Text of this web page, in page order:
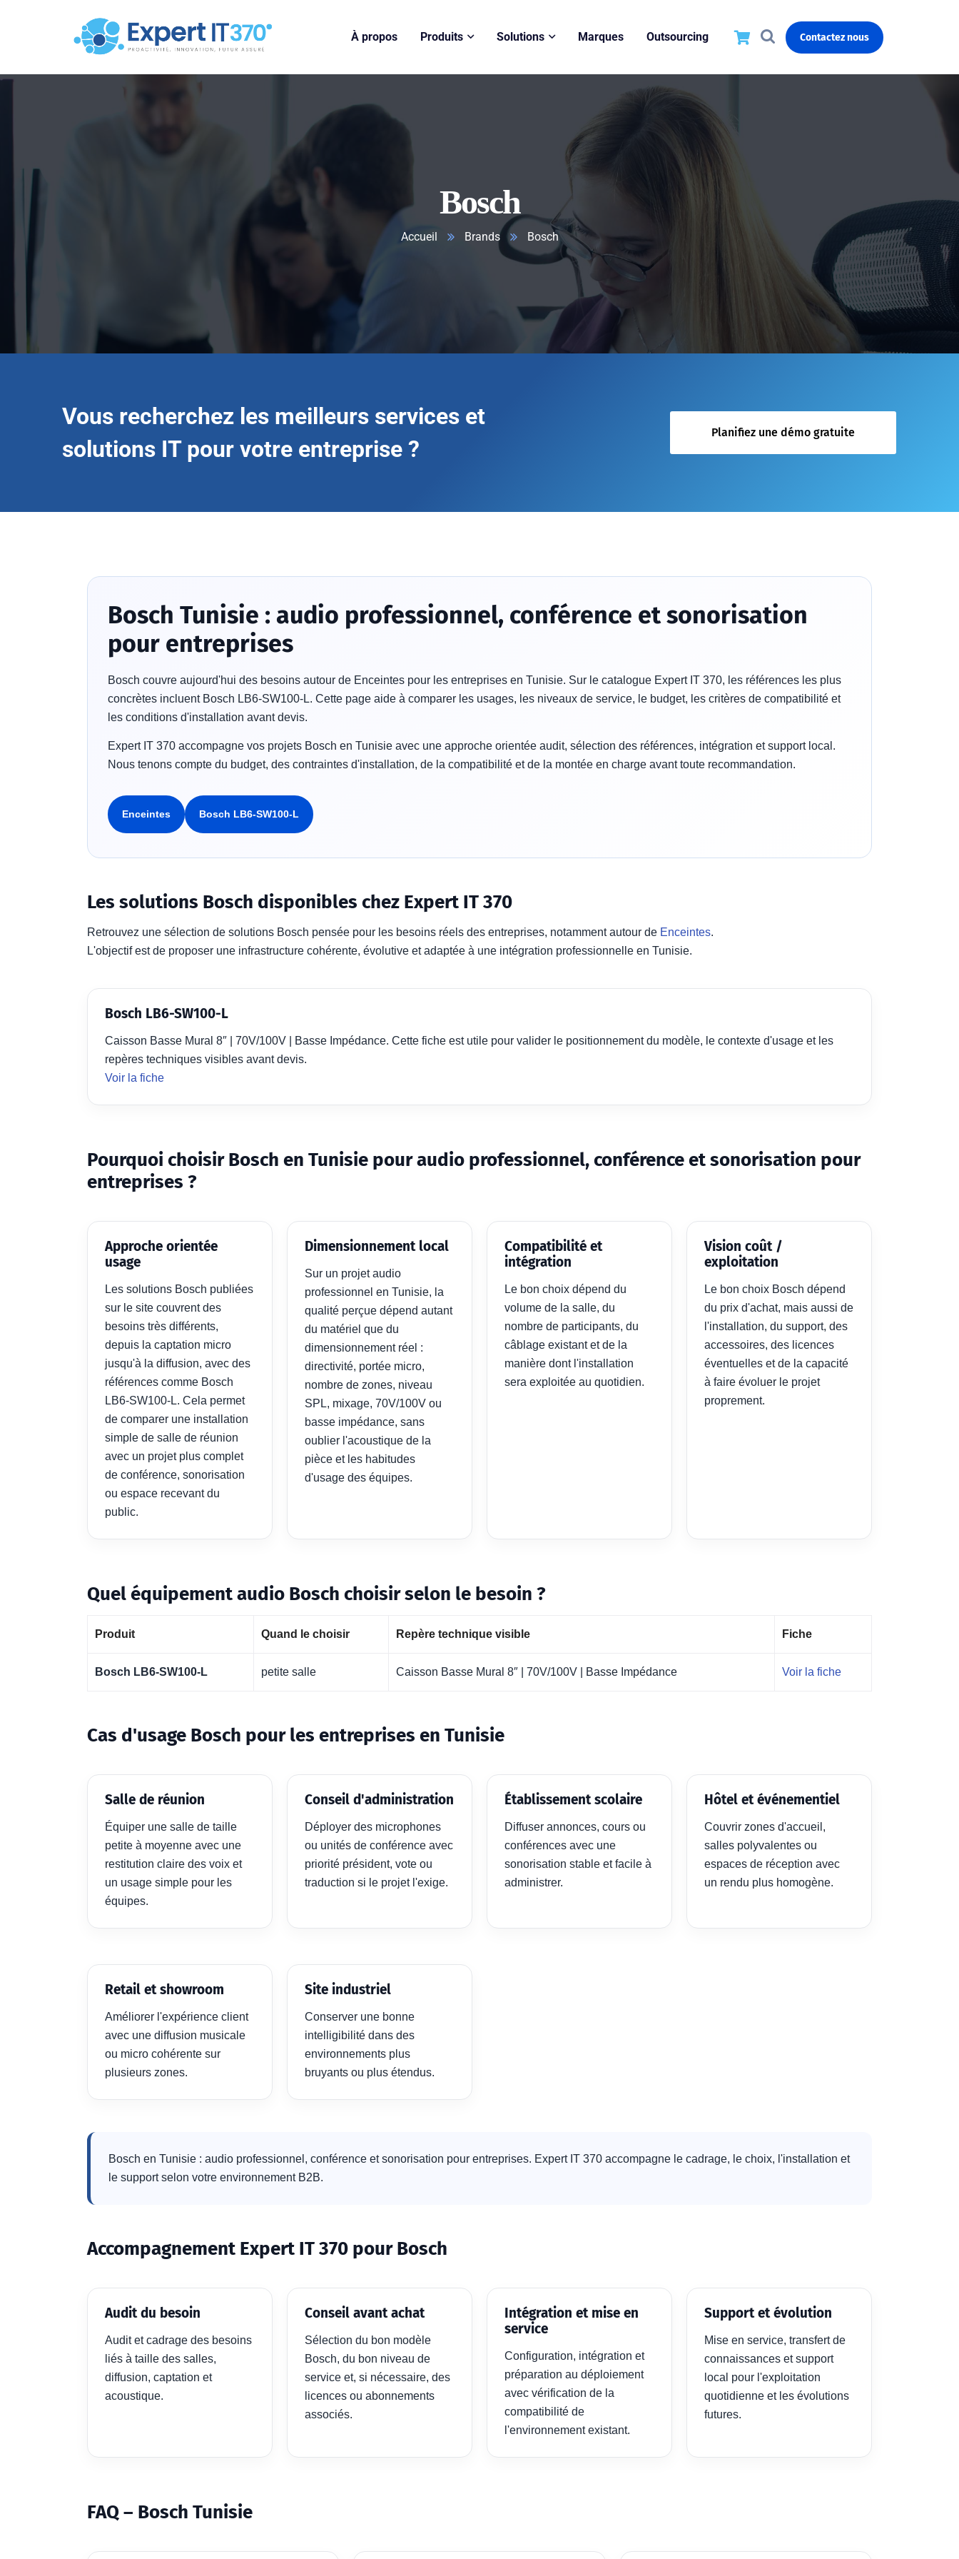
À propos Produits Solutions Marques Outsourcing Contactez nous
Bosch
Accueil Brands Bosch
Vous recherchez les meilleurs services et
solutions IT pour votre entreprise ?
Planifiez une démo gratuite
Bosch Tunisie : audio professionnel, conférence et sonorisation
pour entreprises
Bosch couvre aujourd'hui des besoins autour de Enceintes pour les entreprises en Tunisie. Sur le catalogue Expert IT 370, les références les plus
concrètes incluent Bosch LB6-SW100-L. Cette page aide à comparer les usages, les niveaux de service, le budget, les critères de compatibilité et
les conditions d'installation avant devis.
Expert IT 370 accompagne vos projets Bosch en Tunisie avec une approche orientée audit, sélection des références, intégration et support local.
Nous tenons compte du budget, des contraintes d'installation, de la compatibilité et de la montée en charge avant toute recommandation.
Enceintes Bosch LB6-SW100-L
Les solutions Bosch disponibles chez Expert IT 370
Retrouvez une sélection de solutions Bosch pensée pour les besoins réels des entreprises, notamment autour de Enceintes.
L'objectif est de proposer une infrastructure cohérente, évolutive et adaptée à une intégration professionnelle en Tunisie.
Bosch LB6-SW100-L
Caisson Basse Mural 8″ | 70V/100V | Basse Impédance. Cette fiche est utile pour valider le positionnement du modèle, le contexte d'usage et les
repères techniques visibles avant devis.
Voir la fiche
Pourquoi choisir Bosch en Tunisie pour audio professionnel, conférence et sonorisation pour
entreprises ?
Approche orientée
usage
Les solutions Bosch publiées
sur le site couvrent des
besoins très différents,
depuis la captation micro
jusqu'à la diffusion, avec des
références comme Bosch
LB6-SW100-L. Cela permet
de comparer une installation
simple de salle de réunion
avec un projet plus complet
de conférence, sonorisation
ou espace recevant du
public.
Dimensionnement local
Sur un projet audio
professionnel en Tunisie, la
qualité perçue dépend autant
du matériel que du
dimensionnement réel :
directivité, portée micro,
nombre de zones, niveau
SPL, mixage, 70V/100V ou
basse impédance, sans
oublier l'acoustique de la
pièce et les habitudes
d'usage des équipes.
Compatibilité et
intégration
Le bon choix dépend du
volume de la salle, du
nombre de participants, du
câblage existant et de la
manière dont l'installation
sera exploitée au quotidien.
Vision coût /
exploitation
Le bon choix Bosch dépend
du prix d'achat, mais aussi de
l'installation, du support, des
accessoires, des licences
éventuelles et de la capacité
à faire évoluer le projet
proprement.
Quel équipement audio Bosch choisir selon le besoin ?
Produit Quand le choisir Repère technique visible Fiche
Bosch LB6-SW100-L petite salle Caisson Basse Mural 8″ | 70V/100V | Basse Impédance Voir la fiche
Cas d'usage Bosch pour les entreprises en Tunisie
Salle de réunion
Équiper une salle de taille
petite à moyenne avec une
restitution claire des voix et
un usage simple pour les
équipes.
Conseil d'administration
Déployer des microphones
ou unités de conférence avec
priorité président, vote ou
traduction si le projet l'exige.
Établissement scolaire
Diffuser annonces, cours ou
conférences avec une
sonorisation stable et facile à
administrer.
Hôtel et événementiel
Couvrir zones d'accueil,
salles polyvalentes ou
espaces de réception avec
un rendu plus homogène.
Retail et showroom
Améliorer l'expérience client
avec une diffusion musicale
ou micro cohérente sur
plusieurs zones.
Site industriel
Conserver une bonne
intelligibilité dans des
environnements plus
bruyants ou plus étendus.
Bosch en Tunisie : audio professionnel, conférence et sonorisation pour entreprises. Expert IT 370 accompagne le cadrage, le choix, l'installation et
le support selon votre environnement B2B.
Accompagnement Expert IT 370 pour Bosch
Audit du besoin
Audit et cadrage des besoins
liés à taille des salles,
diffusion, captation et
acoustique.
Conseil avant achat
Sélection du bon modèle
Bosch, du bon niveau de
service et, si nécessaire, des
licences ou abonnements
associés.
Intégration et mise en
service
Configuration, intégration et
préparation au déploiement
avec vérification de la
compatibilité de
l'environnement existant.
Support et évolution
Mise en service, transfert de
connaissances et support
local pour l'exploitation
quotidienne et les évolutions
futures.
FAQ – Bosch Tunisie